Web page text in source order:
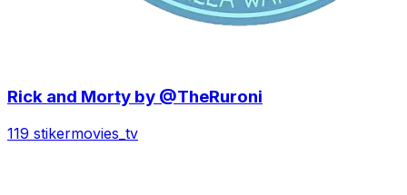
Rick and Morty by @TheRuroni
119 stikermovies_tv